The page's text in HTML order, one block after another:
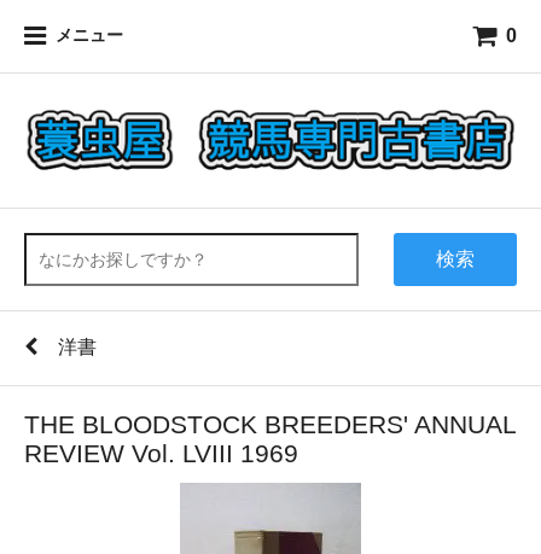
メニュー 0
検索
洋書
THE BLOODSTOCK BREEDERS' ANNUAL
REVIEW Vol. LVIII 1969